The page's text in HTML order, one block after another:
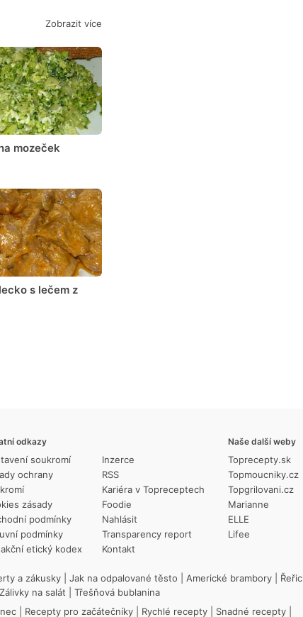
Zobrazit více
mozeček
s lečem z
odkazy
soukromí
ochrany
zásady
podmínky
podmínky
etický kodex
Inzerce
RSS
Kariéra v Topreceptech
Foodie
Nahlásit
Transparency report
Kontakt
Naše další weby
Toprecepty.sk
Topmoucniky.cz
Topgrilovani.cz
Marianne
ELLE
Lifee
a zákusky Jak na odpalované těsto Americké brambory
Zálivky na salát Třešňová bublanina
Recepty pro začátečníky Rychlé recepty Snadné recepty